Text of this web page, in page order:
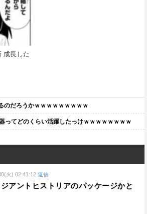
成長した
のだろうかｗｗｗｗｗｗｗｗｗ
ってどのくらい活躍したっけｗｗｗｗｗｗｗｗ
火) 02:41:12 返信
アントヒストリアのパッケージかと